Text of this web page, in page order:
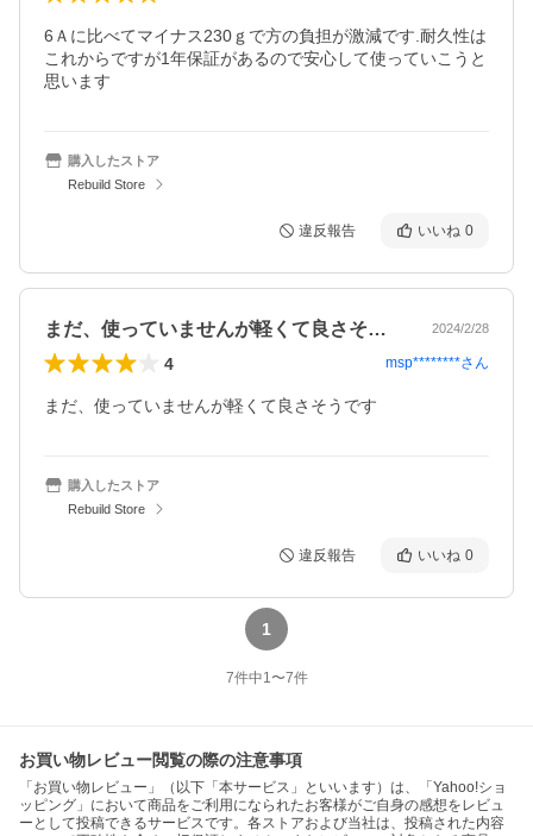
6Ａに比べてマイナス230ｇで方の負担が激減です.耐久性は
これからですが1年保証があるので安心して使っていこうと
思います
購入したストア
Rebuild Store
違反報告 いいね 0
まだ、使っていませんが軽くて良さそうで… 2024/2/28
4 msp********さん
購入したストア
Rebuild Store
違反報告 いいね 0
1
7件中1〜7件
お買い物レビュー閲覧の際の注意事項
「お買い物レビュー」（以下「本サービス」といいます）は、「Yahoo!ショ
ッピング」において商品をご利用になられたお客様がご自身の感想をレビュ
ーとして投稿できるサービスです。各ストアおよび当社は、投稿された内容